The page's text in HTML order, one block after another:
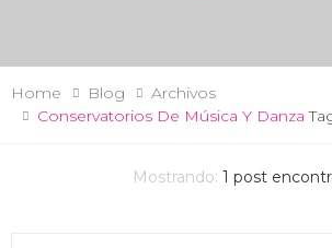
Home Blog
Archivos
Conservatorios De Música Y Danza
Mostrando: 1 post